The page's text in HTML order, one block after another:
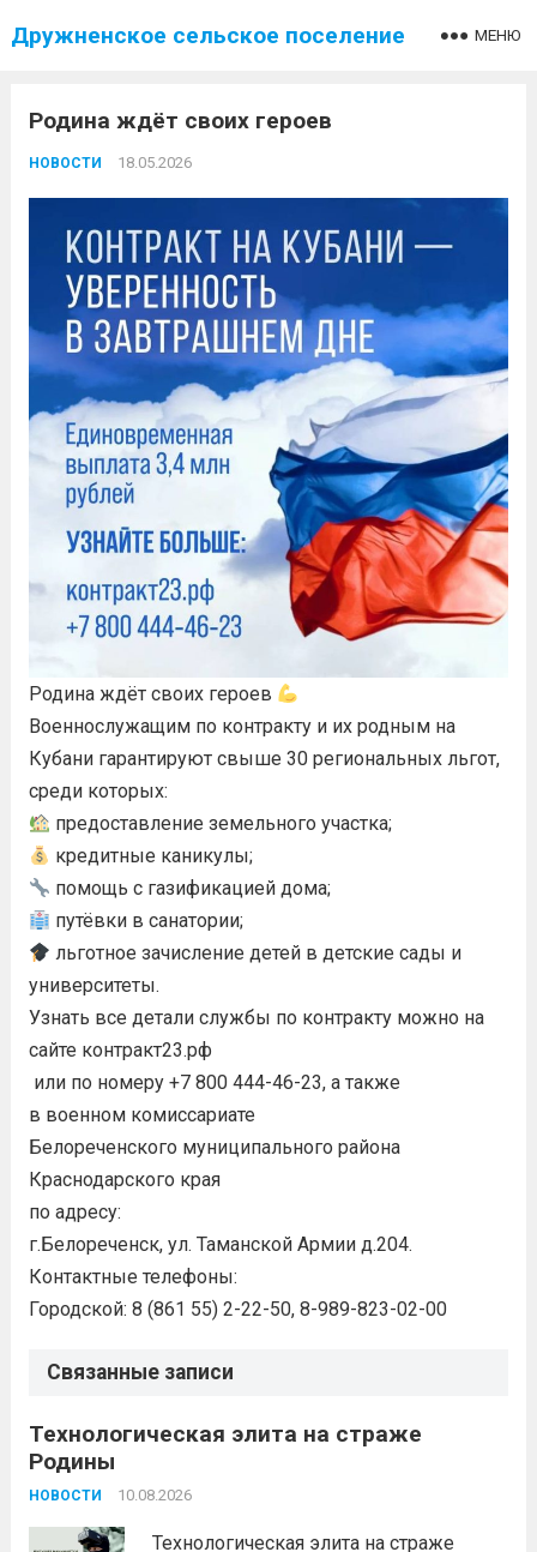
Дружненское сельское поселение МЕНЮ
Родина ждёт своих героев
НОВОСТИ 18.05.2026
Родина ждёт своих героев
Военнослужащим по контракту и их родным на
Кубани гарантируют свыше 30 региональных льгот,
среди которых:
предоставление земельного участка;
кредитные каникулы;
помощь с газификацией дома;
путёвки в санатории;
льготное зачисление детей в детские сады и
университеты.
Узнать все детали службы по контракту можно на
сайте контракт23.рф
или по номеру +7 800 444-46-23, а также
в военном комиссариате
Белореченского муниципального района
Краснодарского края
по адресу:
г.Белореченск, ул. Таманской Армии д.204.
Контактные телефоны:
Городской: 8 (861 55) 2-22-50, 8-989-823-02-00
Связанные записи
Технологическая элита на страже
Родины
НОВОСТИ 10.08.2026
Технологическая элита на страже